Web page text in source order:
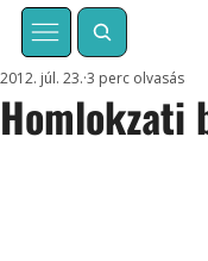
Homlokzati
2012. júl. 23. 3 perc olvasás